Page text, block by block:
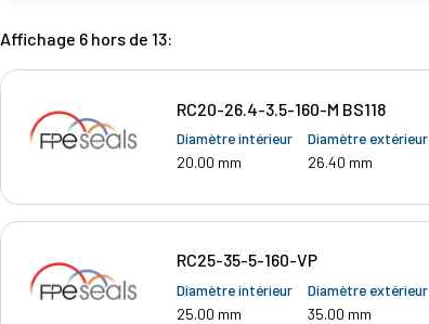
Affichage 6 hors de 13:
RC20-26.4-3.5-160-M BS118
Diamètre intérieur
20.00 mm
Diamètre extérieur
26.40 mm
RC25-35-5-160-VP
Diamètre intérieur
25.00 mm
Diamètre extérieur
35.00 mm